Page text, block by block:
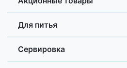
Для питья
Сервировка